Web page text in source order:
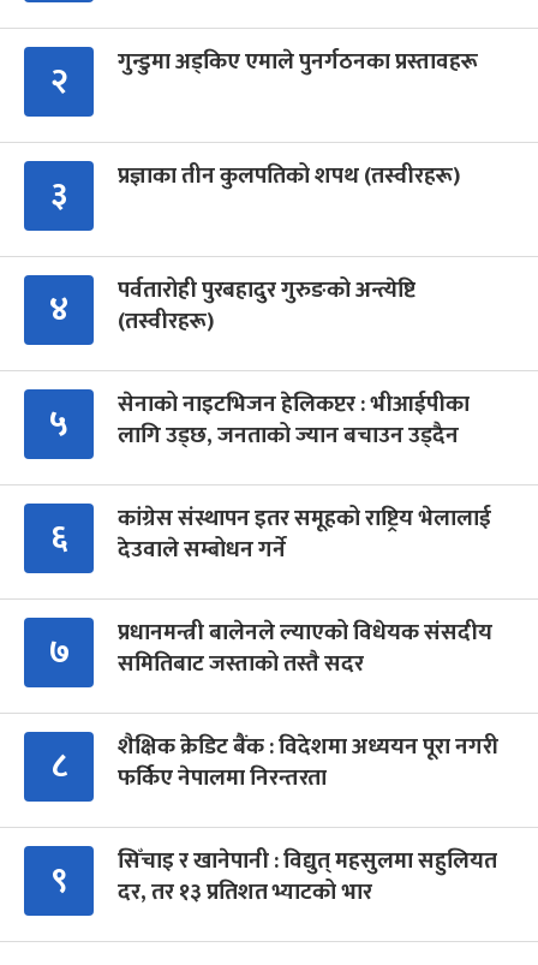
२ गुन्डुमा अड्किए एमाले पुनर्गठनका प्रस्तावहरू
३ प्रज्ञाका तीन कुलपतिको शपथ (तस्वीरहरू)
४
पर्वतारोही पुरबहादुर गुरुङको अन्त्येष्टि
(तस्वीरहरू)
५
सेनाको नाइटभिजन हेलिकप्टर : भीआईपीका
लागि उड्छ, जनताको ज्यान बचाउन उड्दैन
६
कांग्रेस संस्थापन इतर समूहको राष्ट्रिय भेलालाई
देउवाले सम्बोधन गर्ने
७
प्रधानमन्त्री बालेनले ल्याएको विधेयक संसदीय
समितिबाट जस्ताको तस्तै सदर
८
शैक्षिक क्रेडिट बैंक : विदेशमा अध्ययन पूरा नगरी
फर्किए नेपालमा निरन्तरता
९
सिँचाइ र खानेपानी : विद्युत् महसुलमा सहुलियत
दर, तर १३ प्रतिशत भ्याटको भार